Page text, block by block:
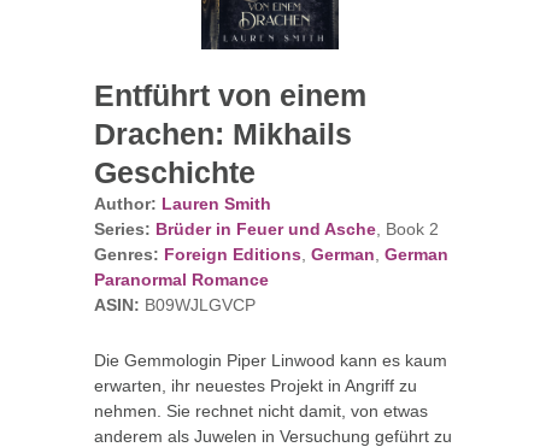
Entführt von einem
Drachen: Mikhails
Geschichte
Author: Lauren Smith
Series: Brüder in Feuer und Asche, Book 2
Genres: Foreign Editions German German
Paranormal Romance
ASIN: B09WJLGVCP
Die Gemmologin Piper Linwood kann es kaum
erwarten, ihr neuestes Projekt in Angriff zu
nehmen. Sie rechnet nicht damit, von etwas
anderem als Juwelen in Versuchung geführt zu